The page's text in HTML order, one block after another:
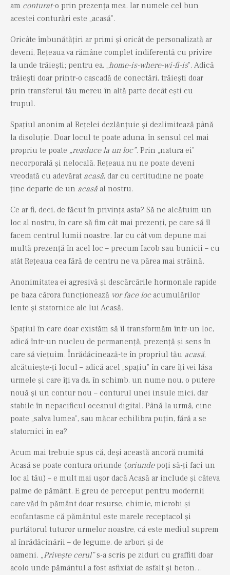
am conturat-o prin prezența mea. Iar numele cel bun
acestei conturări este „acasă”.
Oricâte îmbunătățiri ar primi și oricât de personalizată ar
deveni, Rețeaua va rămâne complet indiferentă cu privire
la unde trăiești; pentru ea, „home-is-where-wi-fi-is”. Adică
trăiești doar printr-o cascadă de conectări, trăiești doar
prin transferul tău mereu în altă parte decât ești cu
trupul.
Spațiul anonim al Rețelei dezlănțuie și dezlimitează până
la disoluție. Doar locul te poate aduna, în sensul cel mai
propriu te poate „readuce la un loc”. Prin „natura ei”
necorporală și nelocală, Rețeaua nu ne poate deveni
vreodată cu adevărat acasă, dar cu certitudine ne poate
ține departe de un acasăal nostru.
Ce ar fi, deci, de făcut în privința asta? Să ne alcătuim un
loc al nostru, în care să fim cât mai prezenți, pe care să îl
facem centrul lumii noastre. Iar cu cât vom depune mai
multă prezență în acel loc – precum Iacob sau bunicii – cu
atât Rețeaua cea fără de centru ne va părea mai străină.
Anonimitatea ei agresivă și descărcările hormonale rapide
pe baza cărora funcționează vor face locacumulărilor
lente și statornice ale lui Acasă.
Spațiul în care doar existăm să îl transformăm într-un loc,
adică într-un nucleu de permanență, prezență și sens în
care să viețuim. Înrădăcinează-te în propriul tău acasă,
alcătuiește-ți locul – adică acel „spațiu” în care îți vei lăsa
urmele și care îți va da, în schimb, un nume nou, o putere
nouă și un contur nou – conturul unei insule mici, dar
stabile în nepacificul oceanul digital. Până la urmă, cine
poate „salva lumea”, sau măcar echilibra puțin, fără a se
statornici în ea?
Acum mai trebuie spus că, deși această ancoră numită
Acasă se poate contura oriunde (oriundepoți să-ți faci un
loc al tău) – e mult mai ușor dacă Acasă ar include și câteva
palme de pământ. E greu de perceput pentru modernii
care văd în pământ doar resurse, chimie, microbi și
ecofantasme că pământul este marele receptacol și
purtătorul tuturor urmelor noastre, că este mediul suprem
al înrădăcinării – de legume, de arbori și de
oameni. „Privește cerul”s-a scris pe ziduri cu graffiti doar
acolo unde pământul a fost asfixiat de asfalt și beton…